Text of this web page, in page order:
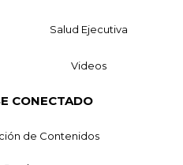
Salud Ejecutiva
Videos
CONECTADO
de Contenidos